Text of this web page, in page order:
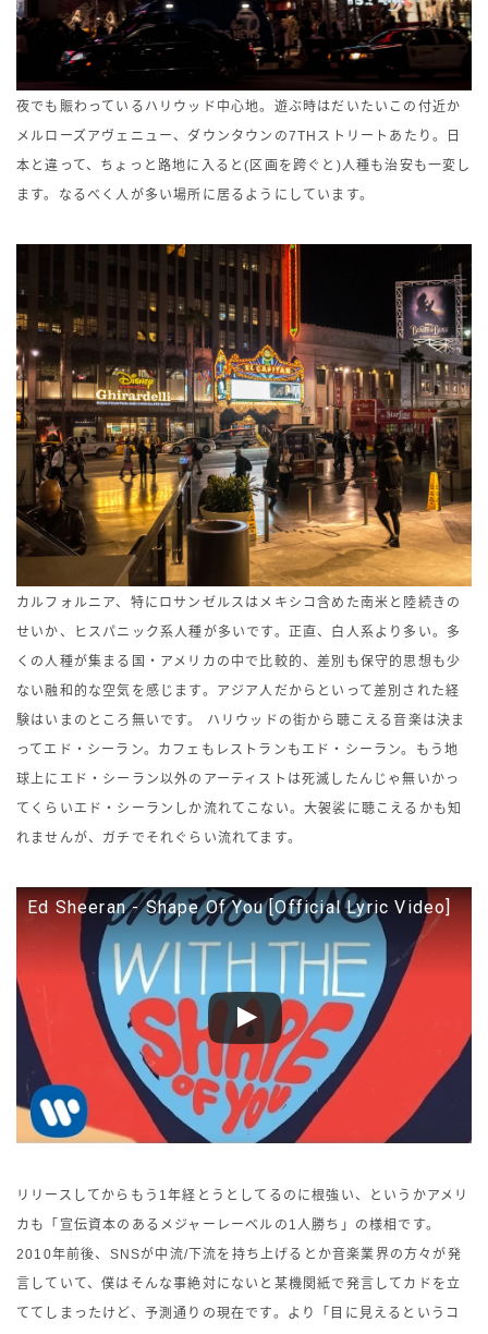
夜でも賑わっているハリウッド中心地。遊ぶ時はだいたいこの付近か
メルローズアヴェニュー、ダウンタウンの7THストリートあたり。日
本と違って、ちょっと路地に入ると(区画を跨ぐと)人種も治安も一変し
ます。なるべく人が多い場所に居るようにしています。
カルフォルニア、特にロサンゼルスはメキシコ含めた南米と陸続きの
せいか、ヒスパニック系人種が多いです。正直、白人系より多い。多
くの人種が集まる国・アメリカの中で比較的、差別も保守的思想も少
ない融和的な空気を感じます。アジア人だからといって差別された経
験はいまのところ無いです。 ハリウッドの街から聴こえる音楽は決ま
ってエド・シーラン。カフェもレストランもエド・シーラン。もう地
球上にエド・シーラン以外のアーティストは死滅したんじゃ無いかっ
てくらいエド・シーランしか流れてこない。大袈裟に聴こえるかも知
れませんが、ガチでそれぐらい流れてます。
Ed Sheeran - Shape Of You [Official Lyric Video]
リリースしてからもう1年経とうとしてるのに根強い、というかアメリ
カも「宣伝資本のあるメジャーレーベルの1人勝ち」の様相です。
2010年前後、SNSが中流/下流を持ち上げるとか音楽業界の方々が発
言していて、僕はそんな事絶対にないと某機関紙で発言してカドを立
ててしまったけど、予測通りの現在です。より「目に見えるというコ